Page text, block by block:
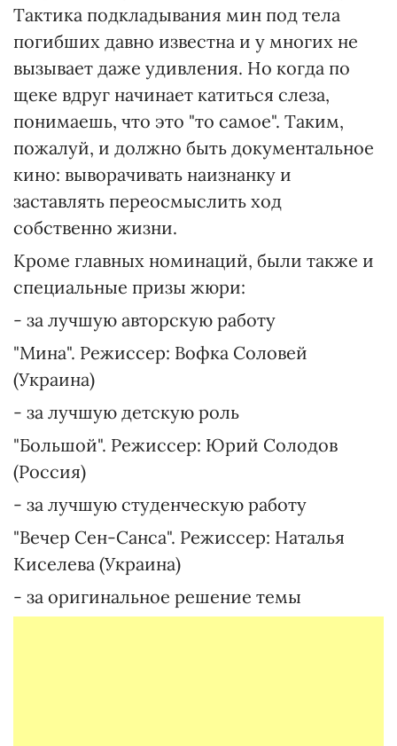
Тактика подкладывания мин под тела
погибших давно известна и у многих не
вызывает даже удивления. Но когда по
щеке вдруг начинает катиться слеза,
понимаешь, что это "то самое". Таким,
пожалуй, и должно быть документальное
кино: выворачивать наизнанку и
заставлять переосмыслить ход
собственно жизни.
Кроме главных номинаций, были также и
специальные призы жюри:
- за лучшую авторскую работу
"Мина". Режиссер: Вофка Соловей
(Украина)
- за лучшую детскую роль
"Большой". Режиссер: Юрий Солодов
(Россия)
- за лучшую студенческую работу
"Вечер Сен-Санса". Режиссер: Наталья
Киселева (Украина)
- за оригинальное решение темы